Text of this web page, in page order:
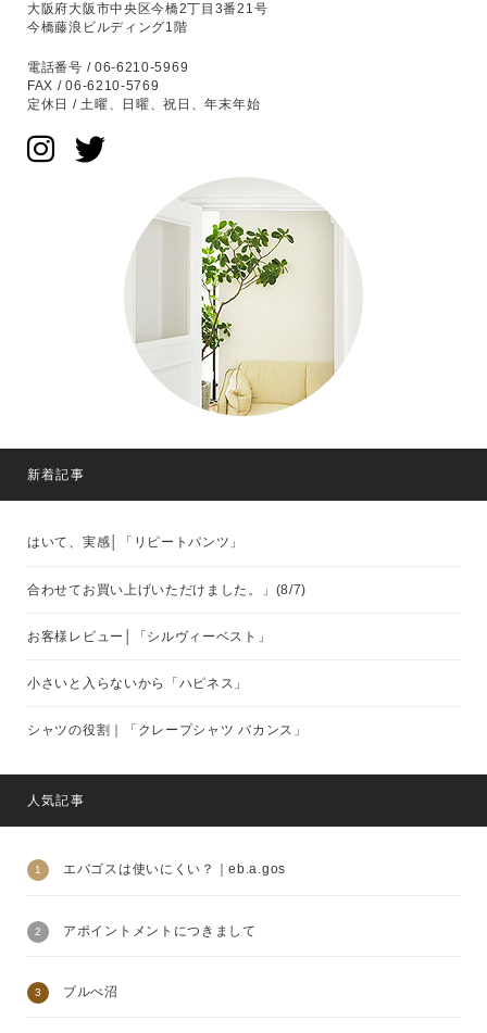
大阪府大阪市中央区今橋2丁目3番21号
今橋藤浪ビルディング1階
電話番号 / 06-6210-5969
FAX / 06-6210-5769
定休日 / 土曜、日曜、祝日、年末年始
新着記事
はいて、実感│「リピートパンツ」
合わせてお買い上げいただけました。」(8/7)
お客様レビュー│「シルヴィーベスト」
小さいと入らないから「ハピネス」
シャツの役割｜「クレープシャツ バカンス」
人気記事
エバゴスは使いにくい？｜eb.a.gos
アポイントメントにつきまして
ブルべ沼